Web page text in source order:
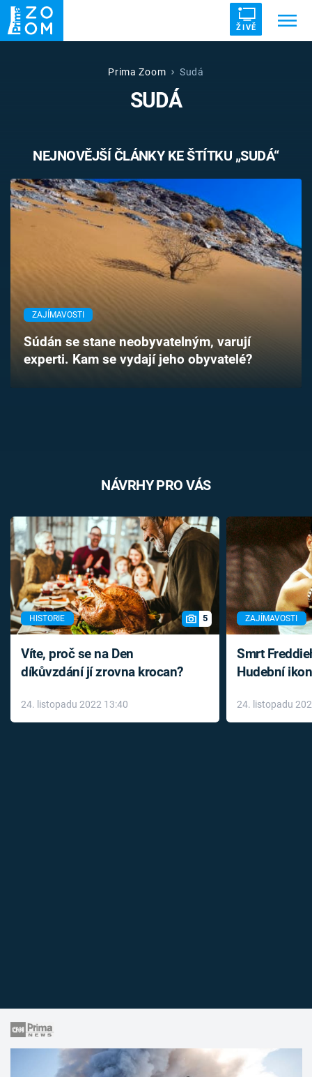
ŽIVĚ
UFO DRUHÁ SVĚTOVÁ VÁLKA
VETŘELCI DÁVNOVĚKU
Témata
TV Program
Časopis
Sledujte prima+
Prima Zoom Sudá
SUDÁ
NEJNOVĚJŠÍ ČLÁNKY KE ŠTÍTKU „SUDÁ“
ZAJÍMAVOSTI
Súdán se stane neobyvatelným, varují
experti. Kam se vydají jeho obyvatelé?
NÁVRHY PRO VÁS
HISTORIE 5
Víte, proč se na Den
díkůvzdání jí zrovna krocan?
24. listopadu 2022 13:40
ZAJÍMAVOSTI
Smrt
Hudební
léky
24. listopadu